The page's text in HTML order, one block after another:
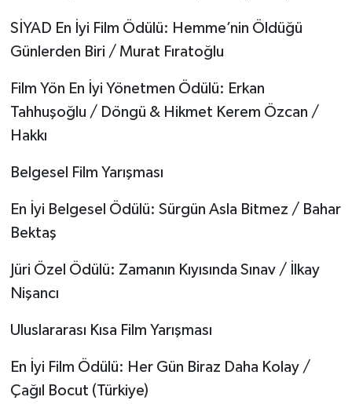
SİYAD En İyi Film Ödülü: Hemme’nin Öldüğü
Günlerden Biri / Murat Fıratoğlu
Film Yön En İyi Yönetmen Ödülü: Erkan
Tahhuşoğlu / Döngü & Hikmet Kerem Özcan /
Hakkı
Belgesel Film Yarışması
En İyi Belgesel Ödülü: Sürgün Asla Bitmez / Bahar
Bektaş
Jüri Özel Ödülü: Zamanın Kıyısında Sınav / İlkay
Nişancı
Uluslararası Kısa Film Yarışması
En İyi Film Ödülü: Her Gün Biraz Daha Kolay /
Çağıl Bocut (Türkiye)